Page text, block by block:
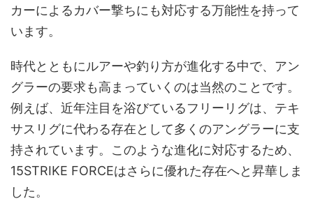
カーによるカバー撃ちにも対応する万能性を持って
います。
時代とともにルアーや釣り方が進化する中で、アン
グラーの要求も高まっていくのは当然のことです。
例えば、近年注目を浴びているフリーリグは、テキ
サスリグに代わる存在として多くのアングラーに支
持されています。このような進化に対応するため、
15STRIKE FORCEはさらに優れた存在へと昇華しま
した。